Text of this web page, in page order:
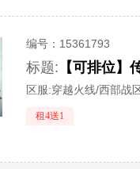
编号： 15361793
标题:
区服:穿越火线/西部战
租4送1